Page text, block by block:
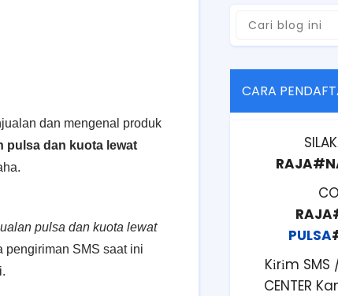
dan mengenal produk
pulsa dan kuota lewat
pulsa dan kuota lewat
pengiriman SMS saat ini
CARA
PULSA
Kіrіm SMS
CENTER